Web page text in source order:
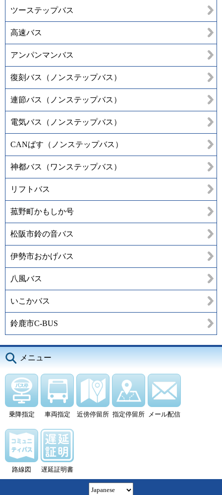
ツーステップバス
高速バス
アンパンマンバス
復刻バス（ノンステップバス）
連節バス（ノンステップバス）
電気バス（ノンステップバス）
CANばす（ノンステップバス）
神都バス（ワンステップバス）
リフトバス
菰野町かもしか号
松阪市鈴の音バス
伊勢市おかげバス
八風バス
いこかバス
鈴鹿市C-BUS
メニュー
乗降指定 車両指定 近傍停留所 指定停留所 メール配信
路線図 遅延証明書